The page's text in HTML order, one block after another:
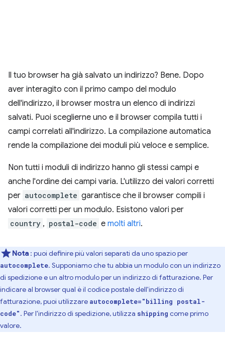
Il tuo browser ha già salvato un indirizzo? Bene. Dopo
aver interagito con il primo campo del modulo
dell'indirizzo, il browser mostra un elenco di indirizzi
salvati. Puoi sceglierne uno e il browser compila tutti i
campi correlati all'indirizzo. La compilazione automatica
rende la compilazione dei moduli più veloce e semplice.
Non tutti i moduli di indirizzo hanno gli stessi campi e
anche l'ordine dei campi varia. L'utilizzo dei valori corretti
per autocomplete garantisce che il browser compili i
valori corretti per un modulo. Esistono valori per
country , postal-code e molti altri.
Nota : puoi definire più valori separati da uno spazio per
autocomplete. Supponiamo che tu abbia un modulo con un indirizzo
di spedizione e un altro modulo per un indirizzo di fatturazione. Per
indicare al browser qual è il codice postale dell'indirizzo di
fatturazione, puoi utilizzare autocomplete="billing postal-
code". Per l'indirizzo di spedizione, utilizza shipping come primo
valore.